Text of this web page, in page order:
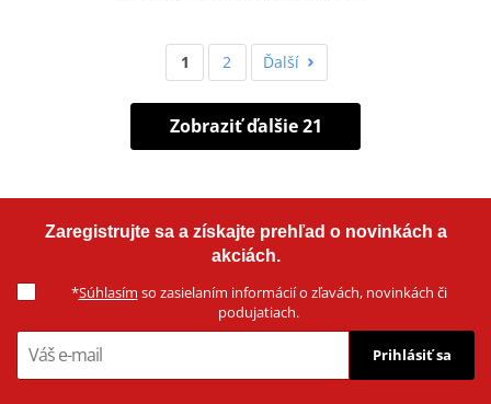
1 2 Ďalší
Zobraziť ďalšie 21
Zaregistrujte sa a získajte prehľad o novinkách a
akciách.
*Súhlasím so zasielaním informácií o zľavách, novinkách či
podujatiach.
Prihlásiť sa